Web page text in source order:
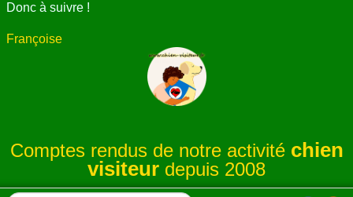
Donc à suivre !
Françoise
Comptes rendus de notre activité chien
visiteur depuis 2008